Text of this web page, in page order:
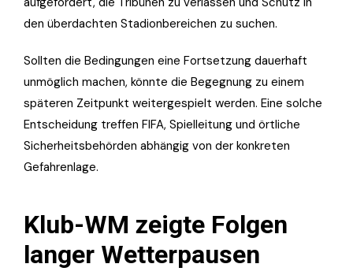
den überdachten Stadionbereichen zu suchen.
Sollten die Bedingungen eine Fortsetzung dauerhaft
unmöglich machen, könnte die Begegnung zu einem
späteren Zeitpunkt weitergespielt werden. Eine solche
Entscheidung treffen FIFA, Spielleitung und örtliche
Sicherheitsbehörden abhängig von der konkreten
Gefahrenlage.
Klub-WM zeigte Folgen
langer Wetterpausen